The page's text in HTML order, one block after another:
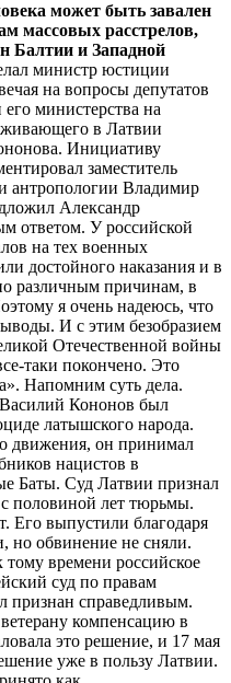
может быть завален
массовых расстрелов,
Балтии и Западной
министр юстиции
на вопросы депутатов
министерства на
в Латвии
Инициативу
заместитель
антропологии Владимир
Александр
ответом. У российской
на тех военных
достойного наказания и в
различным причинам, в
я очень надеюсь, что
И с этим безобразием
Отечественной войны
таки покончено. Это
Напомним суть дела.
Кононов был
латышского народа.
движения, он принимал
нацистов в
Баты. Суд Латвии признал
половиной лет тюрьмы.
Его выпустили благодаря
но обвинение не сняли.
времени российское
суд по правам
признан справедливым.
компенсацию в
это решение, и 17 мая
уже в пользу Латвии.